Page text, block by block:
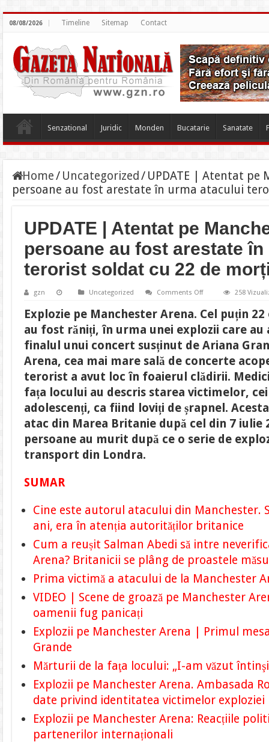
08/08/2026 Timeline Sitemap Contact
Senzational Juridic Monden Bucatarie Sanatate
Home/ Uncategorized / UPDATE | Atentat pe
persoane au fost arestate în urma atacului
UPDATE | Atentat pe
persoane au fost arestate
terorist soldat cu 22 de
gzn Uncategorized Comments Offon
Atentat
Manchester
Arena.
Opt
au
fost
arestate
urma
atacului
terorist
soldat
cu
22
de
258
Explozie pe Manchester Arena. Cel puțin
au fost răniți, în urma unei explozii care au
finalul unui concert susținut de Ariana
Arena, cea mai mare sală de concerte
terorist a avut loc în foaierul clădirii.
fața locului au descris starea victimelor,
adolescenți, ca fiind loviți de șrapnel.
atac din Marea Britanie după cel din 7 iulie
persoane au murit după ce o serie de
transport din Londra.
SUMAR
Cine este autorul atacului din Manchester.
ani, era în atenția autorităților britanice
Cum a reușit Salman Abedi să intre
Arena? Britanicii se plâng de proastele
Prima victimă a atacului de la Manchester
VIDEO | Scene de groază pe Manchester
oamenii fug panicați
Explozii pe Manchester Arena | Primul
Grande
Mărturii de la faţa locului: „I-am văzut
Explozii pe Manchester Arena. Ambasada
date privind identitatea victimelor exploziei
Explozii pe Manchester Arena: Reacțiile
partenerilor internaționali